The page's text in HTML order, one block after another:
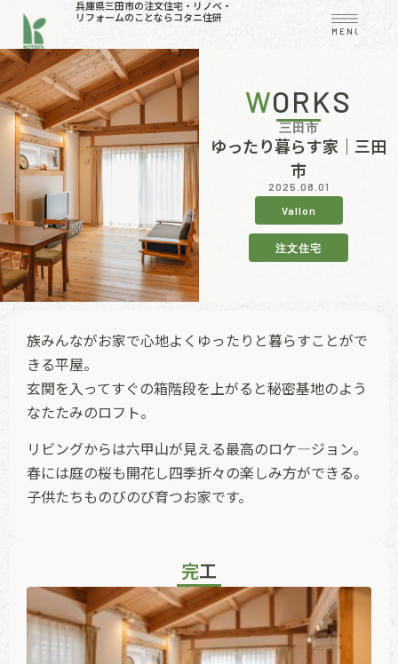
兵庫県三田市の注文住宅・リノベ・
リフォームのことならコタニ住研
MENU
WORKS
三田市
ゆったり暮らす家｜三田
市
2025.08.01
Vallon
注文住宅
族みんながお家で心地よくゆったりと暮らすことがで
きる平屋。
玄関を入ってすぐの箱階段を上がると秘密基地のよう
なたたみのロフト。
リビングからは六甲山が見える最高のロケ―ジョン。
春には庭の桜も開花し四季折々の楽しみ方ができる。
子供たちものびのび育つお家です。
完工